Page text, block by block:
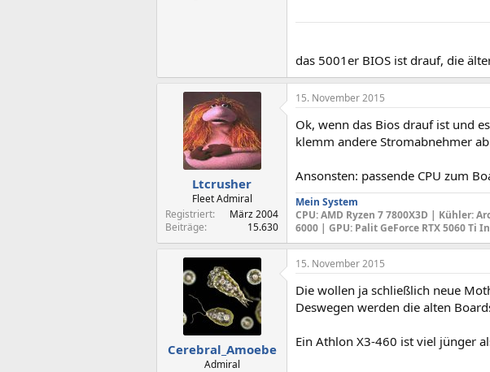
das 5001er BIOS ist drauf, die
Ltcrusher
Fleet Admiral
Registriert
März 2004
Beiträge
15.630
15. November 2015
Ok, wenn das Bios drauf ist und
klemm andere Stromabnehmer
Ansonsten: passende CPU zum
Mein System
CPU: AMD Ryzen 7 7800X3D | Kühler:
6000 | GPU: Palit GeForce RTX 5060 Ti
Cerebral_Amoebe
Admiral
15. November 2015
Die wollen ja schließlich neue
Deswegen werden die alten
Ein Athlon X3-460 ist viel jünger